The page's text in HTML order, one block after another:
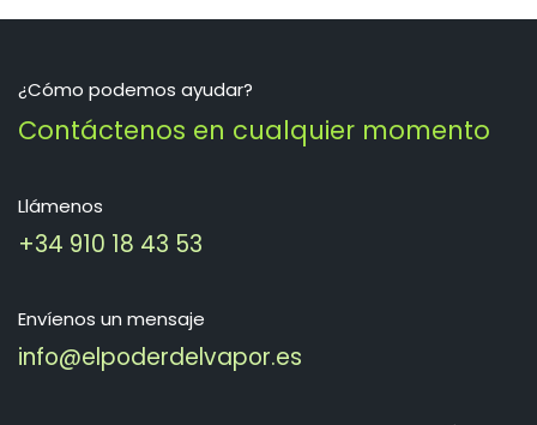
¿Cómo podemos ayudar?
Contáctenos en cualquier momento
Llámenos
+34 910 18 43 53
Envíenos un mensaje
info@elpoderdelvapor.es